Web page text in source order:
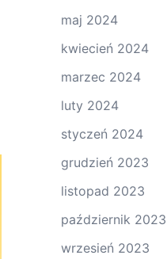
maj 2024
kwiecień 2024
marzec 2024
luty 2024
styczeń 2024
grudzień 2023
listopad 2023
październik 2023
wrzesień 2023